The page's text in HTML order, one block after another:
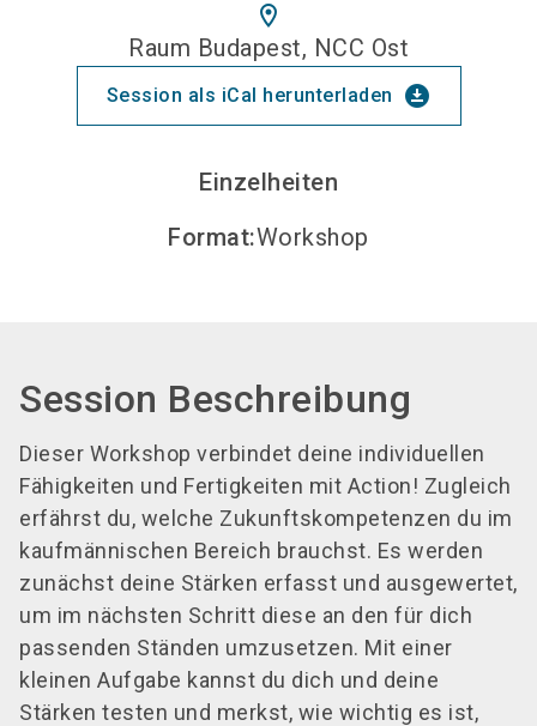
location_on
Raum Budapest, NCC Ost
Session als iCal herunterladen download_for_offline
Einzelheiten
Format:Workshop
Session Beschreibung
Dieser Workshop verbindet deine individuellen
Fähigkeiten und Fertigkeiten mit Action! Zugleich
erfährst du, welche Zukunftskompetenzen du im
kaufmännischen Bereich brauchst. Es werden
zunächst deine Stärken erfasst und ausgewertet,
um im nächsten Schritt diese an den für dich
passenden Ständen umzusetzen. Mit einer
kleinen Aufgabe kannst du dich und deine
Stärken testen und merkst, wie wichtig es ist,